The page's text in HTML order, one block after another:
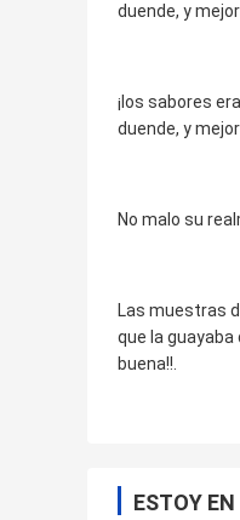
duende, y
¡los sabores
duende, y
No malo su
Las muestras
que la
buena!!.
ESTOY